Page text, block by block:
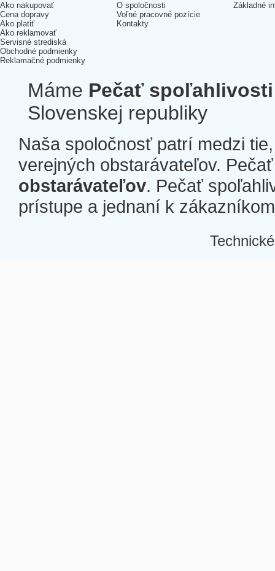
Ako nakupovať
Cena dopravy
Ako platiť
Ako reklamovať
Servisné strediská
Obchodné podmienky
Reklamačné podmienky
O spoločnosti
Voľné pracovné pozície
Kontakty
Základné
Máme Pečať spoľahlivosti
Slovenskej republiky
Naša spoločnosť patrí medzi
verejných obstarávateľov.
obstarávateľov. Pečať
prístupe a jednaní k